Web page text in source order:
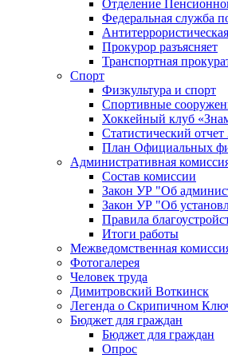
Отделение
Федеральная служба
Прокурор разъясняет
Транспортная
Спорт
Физкультура и спорт
Спортивные
Хоккейный клуб
Статистический отчет
План Официальных
Административная
Состав комиссии
Закон УР "Об
Закон УР "Об
Правила
Итоги работы
Межведомственная
Фотогалерея
Человек труда
Димитровский Воткинск
Легенда о Скрипичном
Бюджет для граждан
Бюджет для граждан
Опрос